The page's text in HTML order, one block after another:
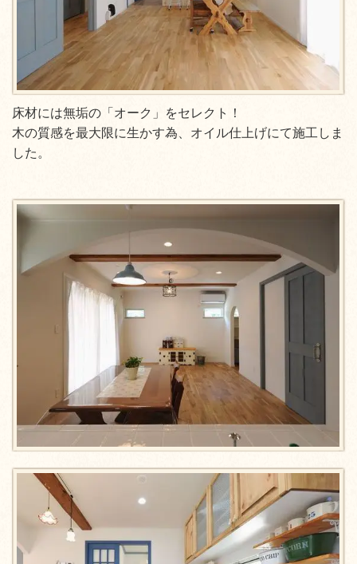
床材には無垢の「オーク」をセレクト！
木の質感を最大限に生かす為、オイル仕上げにて施工しま
した。